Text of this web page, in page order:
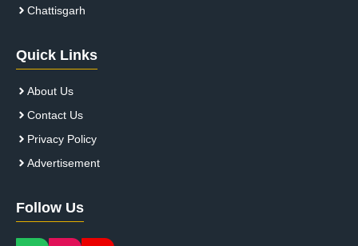
Chattisgarh
Quick Links
About Us
Contact Us
Privacy Policy
Advertisement
Follow Us